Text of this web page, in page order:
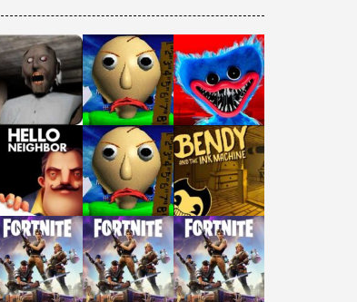
Play Play Play
Play Play Play